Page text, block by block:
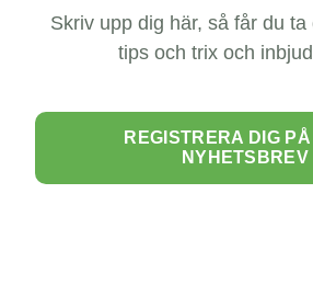
Skriv upp dig här, så får du ta
tips och trix och
REGISTRERA DIG
NYHETSBREV